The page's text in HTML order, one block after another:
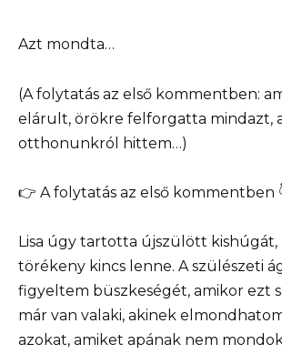
Azt mondta…
(A folytatás az első kommentben:
elárult, örökre felforgatta mindazt,
otthonunkról hittem…)
👉 A folytatás az első kommentben
Lisa úgy tartotta újszülött kishúgát,
törékeny kincs lenne. A szülészeti
figyeltem büszkeségét, amikor ezt
már van valaki, akinek
azokat, amiket apának nem